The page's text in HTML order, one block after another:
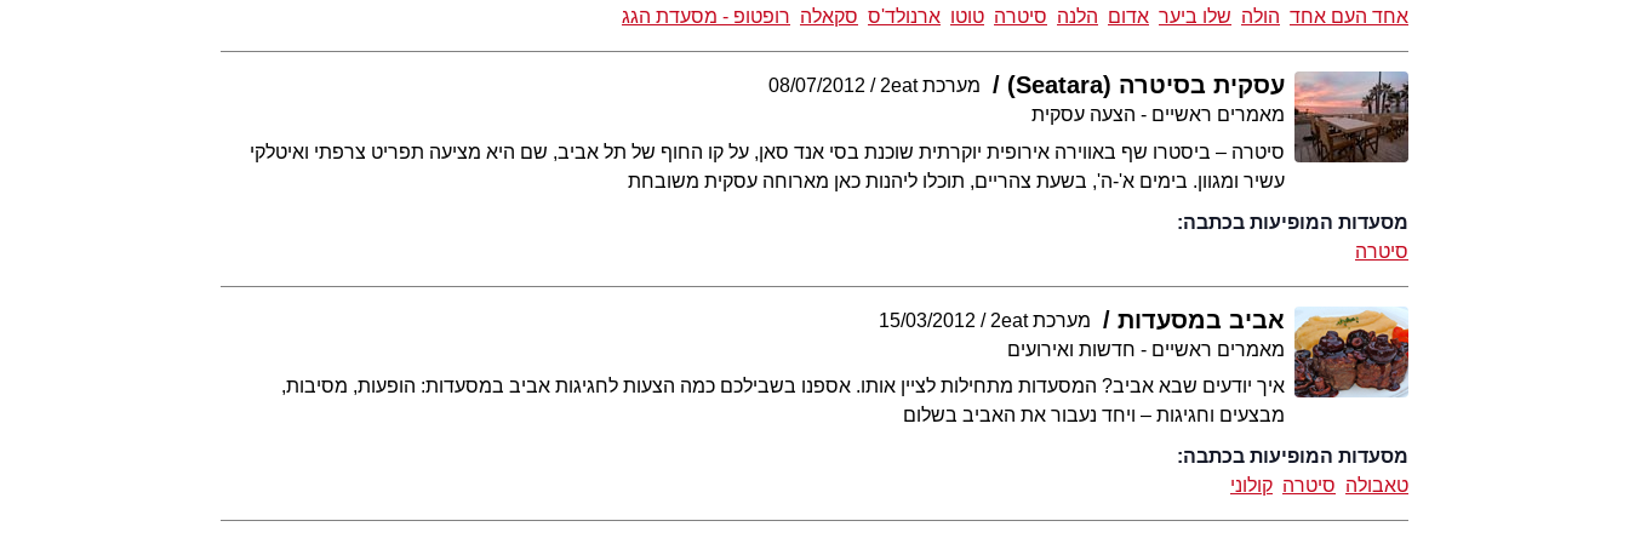
אחד העם אחד הולה שלו ביער אדום הלנה סיטרה טוטו ארנולד'ס סקאלה רופטופ - מסעדת הגג
עסקית בסיטרה (Seatara) מערכת 2eat
08/07/2012
מאמרים ראשיים - הצעה עסקית
סיטרה – ביסטרו שף באווירה אירופית יוקרתית שוכנת בסי אנד סאן, על קו החוף של תל אביב, שם היא מציעה תפריט צרפתי ואיטלקי
עשיר ומגוון. בימים א'-ה', בשעת צהריים, תוכלו ליהנות כאן מארוחה עסקית משובחת
מסעדות המופיעות בכתבה:
סיטרה
אביב במסעדות מערכת 2eat
15/03/2012
מאמרים ראשיים - חדשות ואירועים
איך יודעים שבא אביב? המסעדות מתחילות לציין אותו. אספנו בשבילכם כמה הצעות לחגיגות אביב במסעדות: הופעות, מסיבות,
מבצעים וחגיגות – ויחד נעבור את האביב בשלום
מסעדות המופיעות בכתבה:
טאבולה סיטרה קולוני